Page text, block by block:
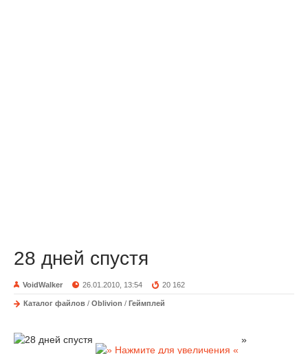
28 дней спустя
VoidWalker 26.01.2010, 13:54 20 162
Каталог файлов / Oblivion / Геймплей
»